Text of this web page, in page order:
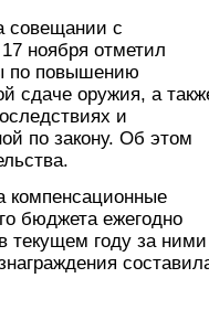
совещании с
ноября отметил
по повышению
сдаче оружия, а
и
по закону. Об этом
компенсационные
бюджета ежегодно
текущем году за ними